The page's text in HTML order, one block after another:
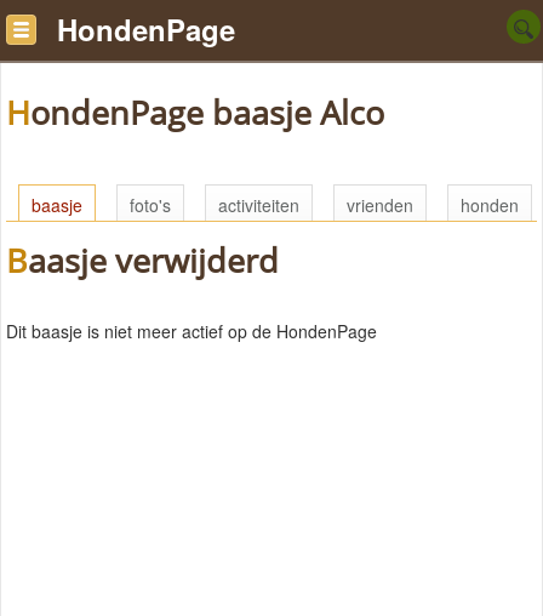
HondenPage
HondenPage baasje Alco
baasje foto's activiteiten vrienden honden
Baasje verwijderd
Dit baasje is niet meer actief op de HondenPage